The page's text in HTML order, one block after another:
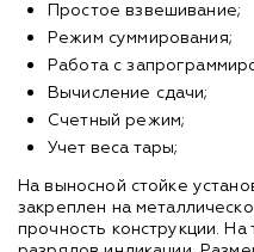
Простое взвешивание;
Режим суммирования;
Работа с
Вычисление сдачи;
Счетный режим;
Учет веса тары;
На выносной стойке
закреплен на
прочность конструкции.